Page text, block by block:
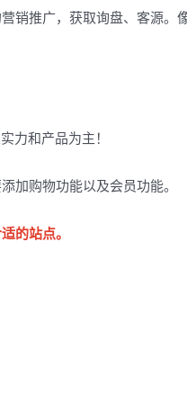
销推广，获取询盘、客源。
力和产品为主！
加购物功能以及会员功能。
的站点。